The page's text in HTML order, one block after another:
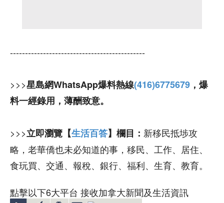
---------------------------------------------
>>>星島網WhatsApp爆料熱線(416)6775679 ，爆
料一經錄用，薄酬致意。
>>>立即瀏覽【生活百答】欄目： 新移民抵埗攻
略，老華僑也未必知道的事，移民、工作、居住、
食玩買、交通、報稅、銀行、福利、生育、教育。
點擊以下6大平台 接收加拿大新聞及生活資訊